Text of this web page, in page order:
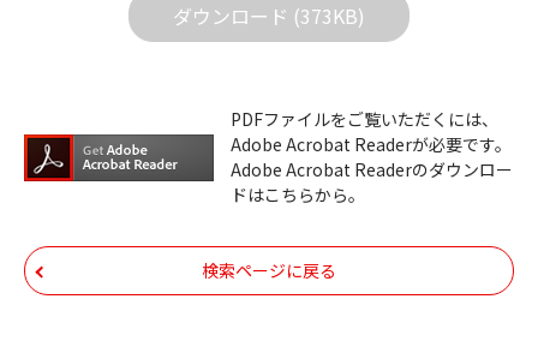
ルの内容などの変更は一切行わないでくださ
機器のコントロールコマンドの仕様書、およ
びその他すべてのダウンロードファイルにつ
いての著作権を含むすべての権利は、アイコ
帰属します。ダウンロードしたファイルは、
個人で使用される以外にはご使用できませ
ダウンロード (373KB)
PDFファイルをご覧いただくには、
Adobe Acrobat Readerが必要です。
Adobe Acrobat Readerのダウンロー
ドはこちらから。
検索ページに戻る